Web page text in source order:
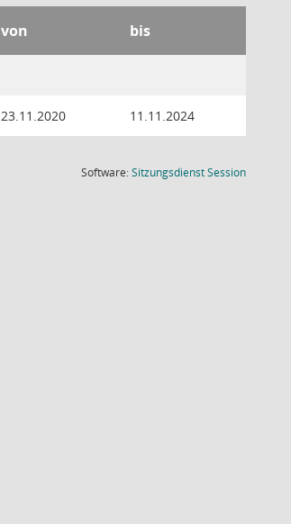
von bis
23.11.2020 11.11.2024
Software:SitzungsdienstSession(Wird in